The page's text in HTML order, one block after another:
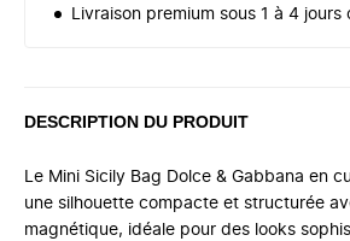
Livraison premium sous 1 à 4 jours
DESCRIPTION DU PRODUIT
Le Mini Sicily Bag Dolce & Gabbana en
une silhouette compacte et structurée
magnétique, idéale pour des looks